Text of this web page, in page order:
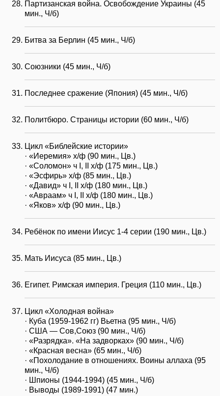
Партизанская война. Освобождение Украины (45
мин., Ч/б)
Битва за Берлин (45 мин., Ч/б)
Союзники (45 мин., Ч/б)
Последнее сражение (Япония) (45 мин., Ч/б)
Политбюро. Страницы истории (60 мин., Ч/б)
Цикл «Библейские истории»
· «Иеремия» x/ф (90 мин., Цв.)
· «Соломон» ч I, II x/ф (175 мин., Цв.)
· «Эсфирь» x/ф (85 мин., Цв.)
· «Давид» ч I, II x/ф (180 мин., Цв.)
· «Авраам» ч I, II x/ф (180 мин., Цв.)
· «Яков» x/ф (90 мин., Цв.)
Ребёнок по имени Иисус 1-4 серии (190 мин., Цв.)
Мать Иисуса (85 мин., Цв.)
Египет. Римская империя. Греция (110 мин., Цв.)
Цикл «Холодная война»
· Куба (1959-1962 гг) Вьетна (95 мин., Ч/б)
· США — Сов,Союз (90 мин., Ч/б)
· «Разрядка». «На задворках» (90 мин., Ч/б)
· «Красная весна» (65 мин., Ч/б)
· «Похолодание в отношениях. Воины аллаха (95
мин., Ч/б)
· Шпионы (1944-1994) (45 мин., Ч/б)
· Выводы (1989-1991) (47 мин.)